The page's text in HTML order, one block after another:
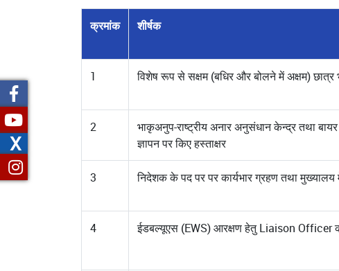
क्रमांक शीर्षक
1 विशेष रूप से सक्षम (बधिर और बोलने में अक्षम) छात्र
2
भाकृअनुप-राष्ट्रीय अनार अनुसंधान केन्द्र तथा
ज्ञापन पर किए हस्ताक्षर
3 निदेशक के पद पर पर कार्यभार ग्रहण तथा
4 ईडबल्यूएस (EWS) आरक्षण हेतु Liaison Officer
X